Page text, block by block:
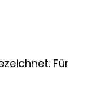
Für